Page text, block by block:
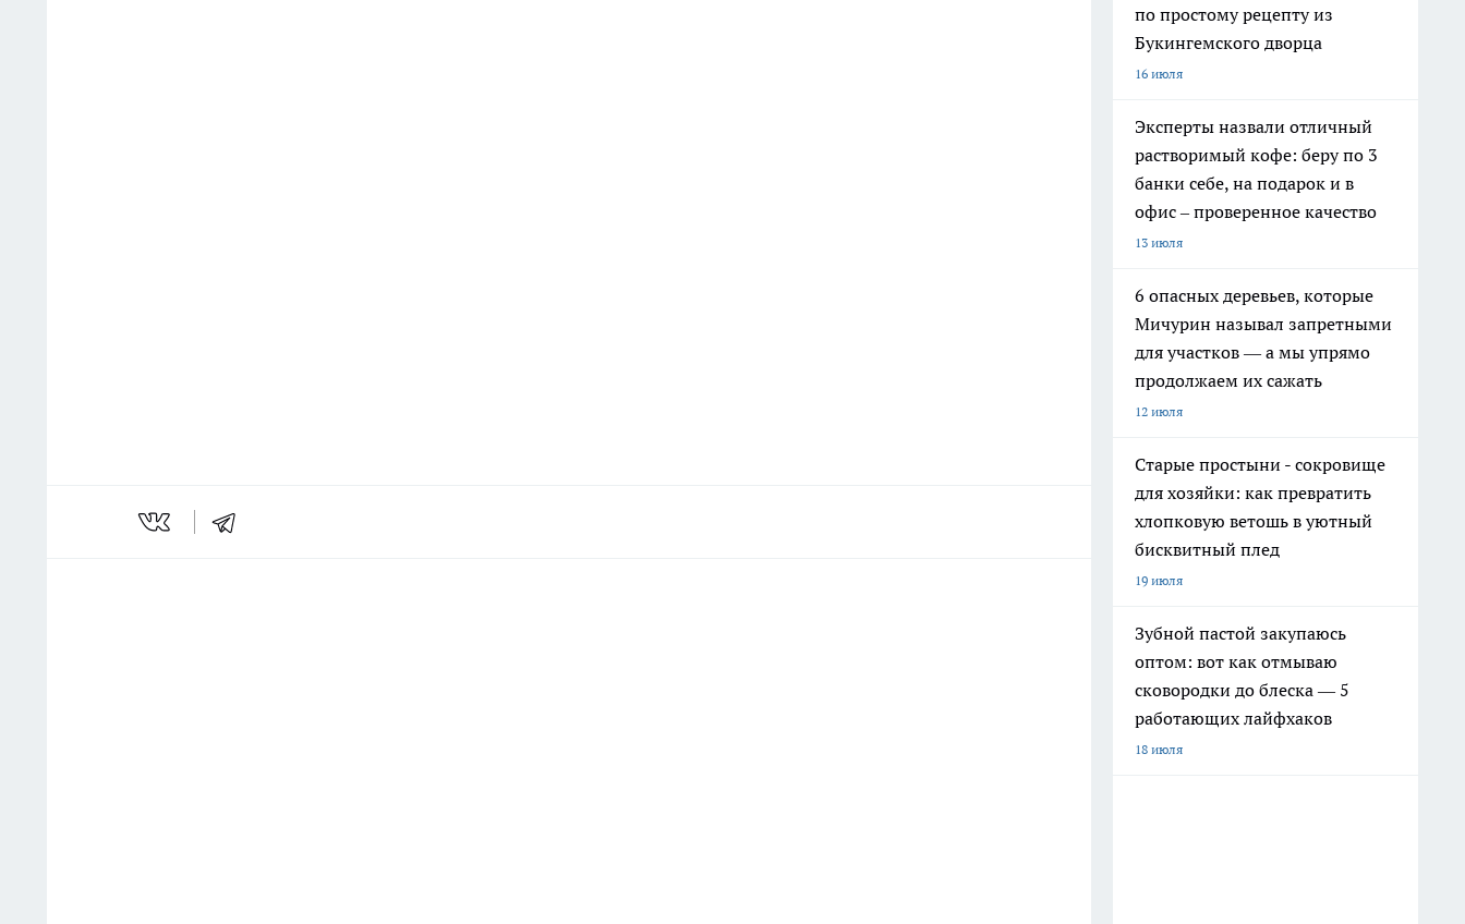
по простому рецепту из
Букингемского дворца
16 июля
Эксперты назвали отличный
растворимый кофе: беру по 3
банки себе, на подарок и в
офис – проверенное качество
13 июля
6 опасных деревьев, которые
Мичурин называл запретными
для участков — а мы упрямо
продолжаем их сажать
12 июля
Старые простыни - сокровище
для хозяйки: как превратить
хлопковую ветошь в уютный
бисквитный плед
19 июля
Зубной пастой закупаюсь
оптом: вот как отмываю
сковородки до блеска — 5
работающих лайфхаков
18 июля